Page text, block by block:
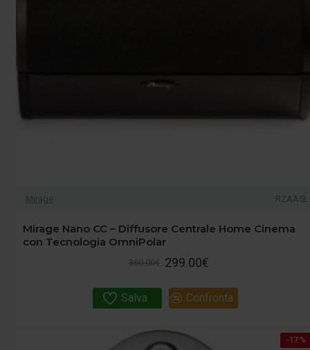
Mirage RZAA5L
Mirage Nano CC – Diffusore Centrale Home Cinema
con Tecnologia OmniPolar
299.00€
360.00€
Salva Confronta
-17 %